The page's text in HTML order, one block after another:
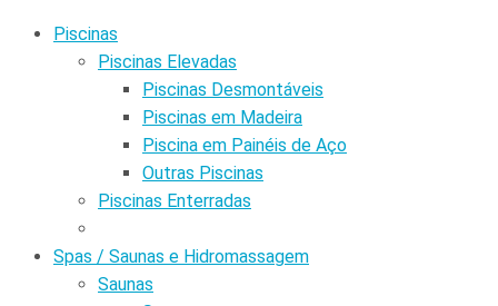
Piscinas
Piscinas Elevadas
Piscinas Desmontáveis
Piscinas em Madeira
Piscina em Painéis de Aço
Outras Piscinas
Piscinas Enterradas
Spas / Saunas e Hidromassagem
Saunas